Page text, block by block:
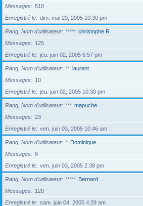
Messages
510
Enregistré le
dim. mai 29, 2005 10:30 pm
Rang, Nom d’utilisateur ***** christophe R
Messages
125
Enregistré le
jeu. juin 02, 2005 6:57 pm
Rang, Nom d’utilisateur ** laurent
Messages
10
Enregistré le
jeu. juin 02, 2005 10:30 pm
Rang, Nom d’utilisateur *** mapuche
Messages
23
Enregistré le
ven. juin 03, 2005 10:46 am
Rang, Nom d’utilisateur * Dominique
Messages
6
Enregistré le
ven. juin 03, 2005 2:38 pm
Rang, Nom d’utilisateur ***** Bernard
Messages
120
Enregistré le
sam. juin 04, 2005 4:29 am